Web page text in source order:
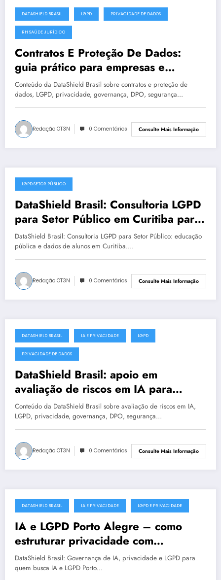
julho 19, 2025
DATASHIELD BRASIL LGPD PRIVACIDADE DE DADOS
RH SAÚDE JURÍDICO
Contratos E Proteção De Dados:
guia prático para empresas e
instituições | DataShield Brasil
#0400
Conteúdo da DataShield Brasil sobre contratos e proteção de
dados, LGPD, privacidade, governança, DPO, segurança…
Redação OT3N 0 Comentários Consulte Mais Informação
julho 19, 2025
LGPD SETOR PÚBLICO
DataShield Brasil: Consultoria LGPD
para Setor Público em Curitiba para
LGPD no setor público | Série
DataShield 127
DataShield Brasil: Consultoria LGPD para Setor Público: educação
pública e dados de alunos em Curitiba.…
Redação OT3N 0 Comentários Consulte Mais Informação
julho 18, 2025
DATASHIELD BRASIL IA E PRIVACIDADE LGPD
PRIVACIDADE DE DADOS
DataShield Brasil: apoio em
avaliação de riscos em IA para
organizações em Natal #0018
Conteúdo da DataShield Brasil sobre avaliação de riscos em IA,
LGPD, privacidade, governança, DPO, segurança…
Redação OT3N 0 Comentários Consulte Mais Informação
julho 18, 2025
DATASHIELD BRASIL IA E PRIVACIDADE LGPD E PRIVACIDADE
IA e LGPD Porto Alegre – como
estruturar privacidade com
segurança
DataShield Brasil: Governança de IA, privacidade e LGPD para
quem busca IA e LGPD Porto…